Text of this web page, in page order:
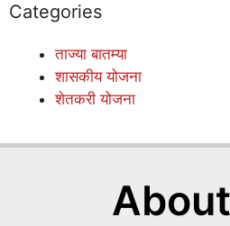
Categories
ताज्या बातम्या
शासकीय योजना
शेतकरी योजना